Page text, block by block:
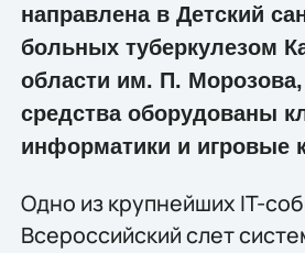
направлена в Детский
больных туберкулезом
области им. П. Морозова,
средства оборудованы
информатики и игровые
Одно из крупнейших IT-
Всероссийский слет